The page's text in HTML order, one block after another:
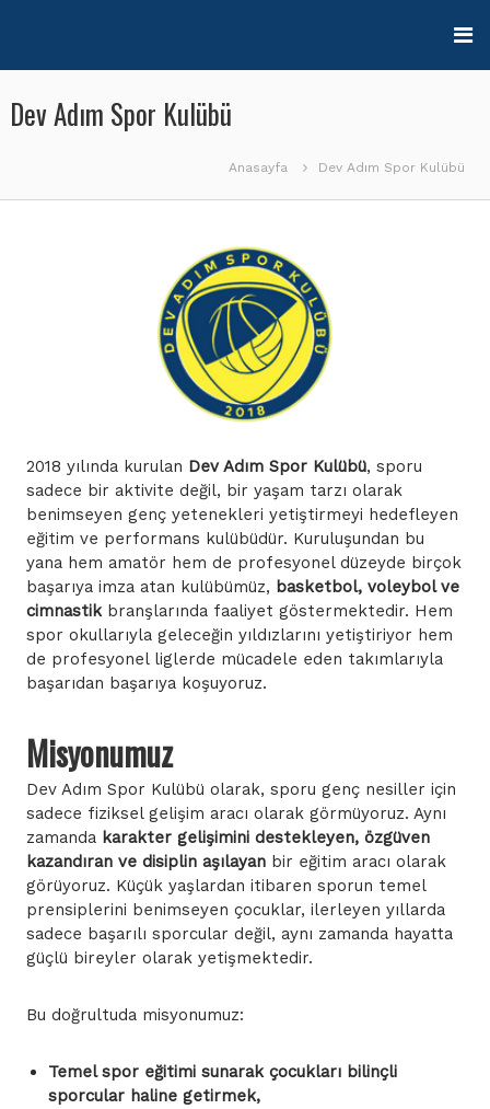
Dev Adım Spor Kulübü
Anasayfa Dev Adım Spor Kulübü
2018 yılında kurulan Dev Adım Spor Kulübü, sporu
sadece bir aktivite değil, bir yaşam tarzı olarak
benimseyen genç yetenekleri yetiştirmeyi hedefleyen
eğitim ve performans kulübüdür. Kuruluşundan bu
yana hem amatör hem de profesyonel düzeyde birçok
başarıya imza atan kulübümüz, basketbol, voleybol ve
cimnastikbranşlarında faaliyet göstermektedir. Hem
spor okullarıyla geleceğin yıldızlarını yetiştiriyor hem
de profesyonel liglerde mücadele eden takımlarıyla
başarıdan başarıya koşuyoruz.
Misyonumuz
Dev Adım Spor Kulübü olarak, sporu genç nesiller için
sadece fiziksel gelişim aracı olarak görmüyoruz. Aynı
zamanda karakter gelişimini destekleyen, özgüven
kazandıran ve disiplin aşılayanbir eğitim aracı olarak
görüyoruz. Küçük yaşlardan itibaren sporun temel
prensiplerini benimseyen çocuklar, ilerleyen yıllarda
sadece başarılı sporcular değil, aynı zamanda hayatta
güçlü bireyler olarak yetişmektedir.
Bu doğrultuda misyonumuz:
Temel spor eğitimi sunarak çocukları bilinçli
sporcular haline getirmek,